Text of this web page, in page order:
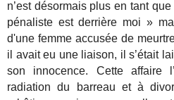
n’est désormais plus en tant
pénaliste est derrière moi »
d'une femme accusée de
il avait eu une liaison, il s’était
son innocence. Cette affaire
radiation du barreau et à